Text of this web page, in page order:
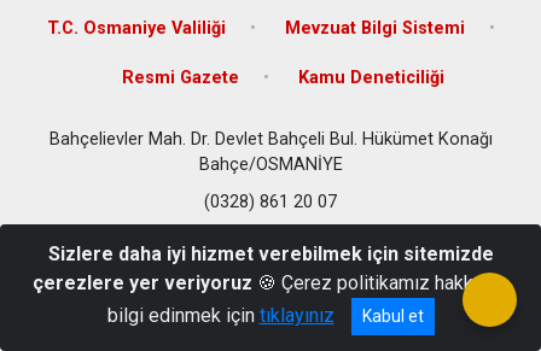
T.C. Osmaniye Valiliği Mevzuat Bilgi Sistemi
Resmi Gazete Kamu Deneticiliği
Bahçelievler Mah. Dr. Devlet Bahçeli Bul. Hükümet Konağı
Bahçe/OSMANİYE
(0328) 861 20 07
Sizlere daha iyi hizmet verebilmek için sitemizde
çerezlere yer veriyoruz 🍪 Çerez politikamız hakkında
bilgi edinmek için tıklayınız Kabul et